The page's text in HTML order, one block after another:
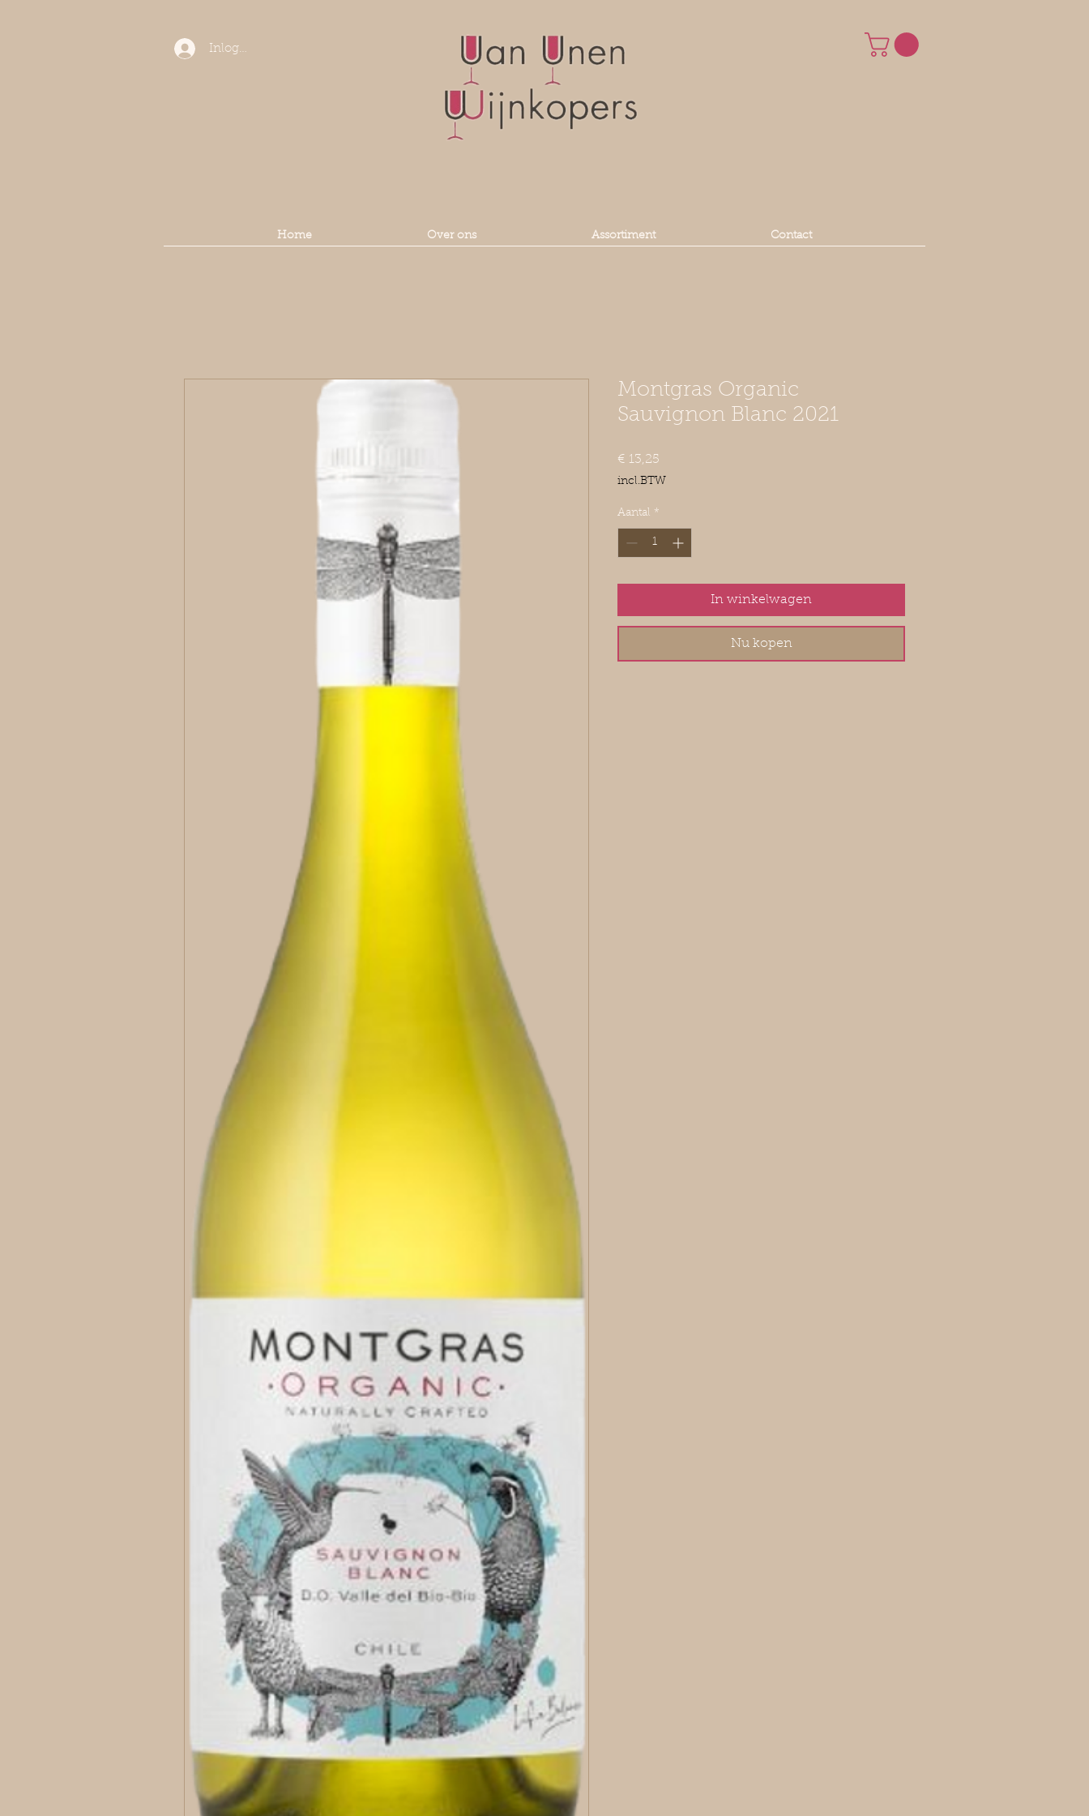
Inloggen
Home Over ons Assortiment Contact
Montgras Organic
Sauvignon Blanc 2021
€ 13,25
incl.BTW
Aantal *
In winkelwagen
Nu kopen